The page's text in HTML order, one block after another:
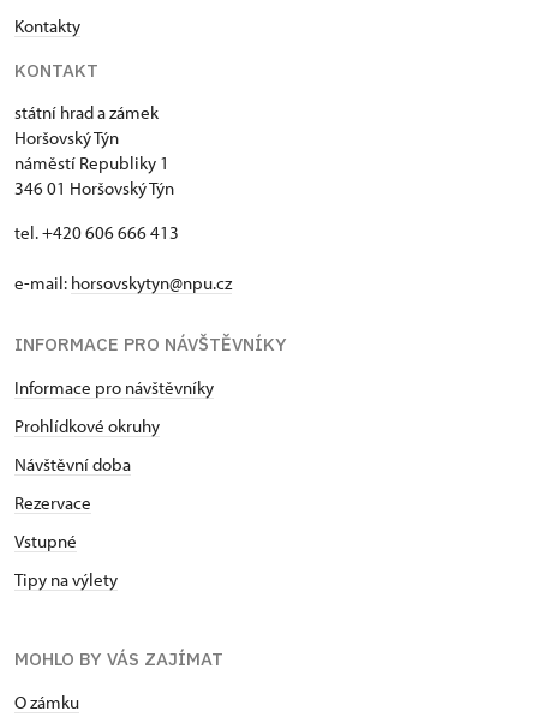
Kontakty
KONTAKT
státní hrad a zámek
Horšovský Týn
náměstí Republiky 1
346 01 Horšovský Týn
tel. +420 606 666 413
e-mail: horsovskytyn@npu.cz
INFORMACE PRO NÁVŠTĚVNÍKY
Informace pro návštěvníky
Prohlídkové okruhy
Návštěvní doba
Rezervace
Vstupné
Tipy na výlety
MOHLO BY VÁS ZAJÍMAT
O zámku